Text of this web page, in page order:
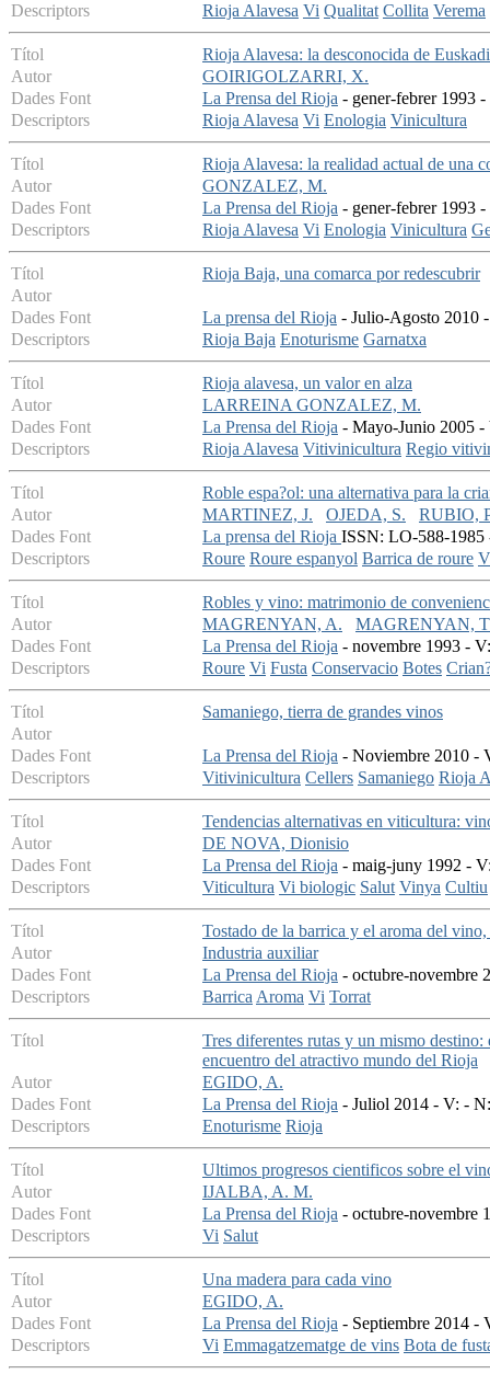
Descriptors
Rioja Alavesa Vi Qualitat Collita Verema
Títol
Rioja Alavesa: la desconocida de Euskadi
Autor
GOIRIGOLZARRI, X.
Dades Font
La Prensa del Rioja - gener-febrer 1993
Descriptors
Rioja Alavesa Vi Enologia Vinicultura
Títol
Rioja Alavesa: la realidad actual de una
Autor
GONZALEZ, M.
Dades Font
La Prensa del Rioja - gener-febrer 1993
Descriptors
Rioja Alavesa Vi Enologia Vinicultura
Títol
Rioja Baja, una comarca por redescubrir
Autor
Dades Font
La prensa del Rioja - Julio-Agosto 2010
Descriptors
Rioja Baja Enoturisme Garnatxa
Títol
Rioja alavesa, un valor en alza
Autor
LARREINA GONZALEZ, M.
Dades Font
La Prensa del Rioja - Mayo-Junio 2005
Descriptors
Rioja Alavesa Vitivinicultura Regio
Títol
Roble espa?ol: una alternativa para la
Autor
MARTINEZ, J. OJEDA, S.
RUBIO,
Dades Font
La prensa del Rioja ISSN: LO-588-1985
Descriptors
Roure Roure espanyol Barrica de roure
Títol
Robles y vino: matrimonio de
Autor
MAGRENYAN, A.
MAGRENYAN,
Dades Font
La Prensa del Rioja - novembre 1993 -
Descriptors
Roure Vi Fusta Conservacio Botes
Títol
Samaniego, tierra de grandes vinos
Autor
Dades Font
La Prensa del Rioja - Noviembre 2010 -
Descriptors
Vitivinicultura Cellers Samaniego Rioja
Títol
Tendencias alternativas en viticultura:
Autor
DE NOVA, Dionisio
Dades Font
La Prensa del Rioja - maig-juny 1992 -
Descriptors
Viticultura Vi biologic Salut Vinya Cultiu
Títol
Tostado de la barrica y el aroma del
Autor
Industria auxiliar
Dades Font
La Prensa del Rioja - octubre-novembre
Descriptors
BarricaAroma Vi Torrat
Títol
Tres diferentes rutas y un mismo
encuentro del atractivo mundo del Rioja
Autor
EGIDO, A.
Dades Font
La Prensa del Rioja - Juliol 2014 - V: -
Descriptors
Enoturisme Rioja
Títol
Ultimos progresos cientificos sobre el
Autor
IJALBA, A. M.
Dades Font
La Prensa del Rioja - octubre-novembre
Descriptors
Vi Salut
Títol
Una madera para cada vino
Autor
EGIDO, A.
Dades Font
La Prensa del Rioja - Septiembre 2014 -
Descriptors
Vi Emmagatzematge de vins Bota de